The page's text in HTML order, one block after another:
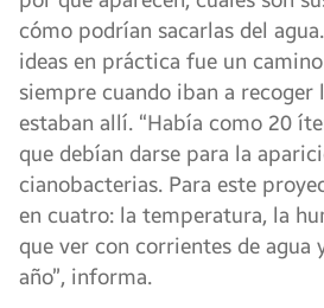
cómo podrían sacarlas del
ideas en práctica fue un
siempre cuando iban a recoger
estaban allí. “Había como 20
que debían darse para la
cianobacterias. Para este
en cuatro: la temperatura, la
que ver con corrientes de agua
año”, informa.